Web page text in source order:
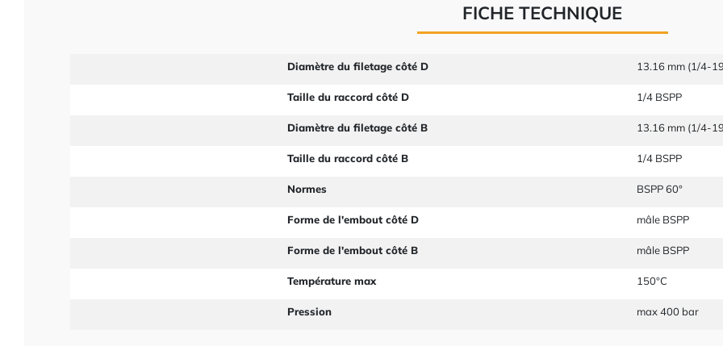
FICHE TECHNIQUE
Diamètre du filetage côté D 13.16 mm (1/4-
Taille du raccord côté D 1/4 BSPP
Diamètre du filetage côté B 13.16 mm (1/4-
Taille du raccord côté B 1/4 BSPP
Normes BSPP 60°
Forme de l'embout côté D mâle BSPP
Forme de l'embout côté B mâle BSPP
Température max 150°C
Pression max 400 bar